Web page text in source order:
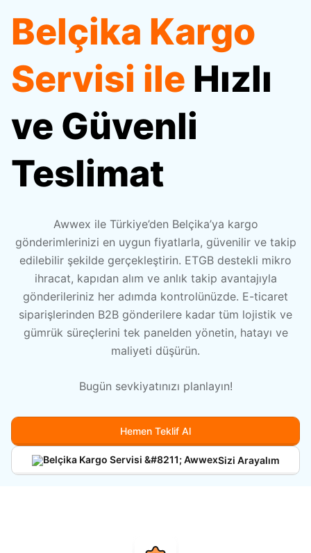
Amazon FBA
Fulfillment
Ara Depolama
Pazaryeri Entegrasyonları
Kargo Entegrasyonları
Tüm Entegrasyonlar
Karayolu Taşımacılığı
Denizyolu Taşımacılığı
Havayolu Taşımacılığı
Referanslar
Webinarlar
Videocastler
E-Kitaplar
Destek Merkezi
Sıkça Sorulan Sorular
Hakkımızda
Belçika Kargo
Servisi ile Hızlı
ve Güvenli
Teslimat
Awwex ile Türkiye’den Belçika’ya kargo
gönderimlerinizi en uygun fiyatlarla, güvenilir ve takip
edilebilir şekilde gerçekleştirin. ETGB destekli mikro
ihracat, kapıdan alım ve anlık takip avantajıyla
gönderileriniz her adımda kontrolünüzde. E-ticaret
siparişlerinden B2B gönderilere kadar tüm lojistik ve
gümrük süreçlerini tek panelden yönetin, hatayı ve
maliyeti düşürün.
Bugün sevkiyatınızı planlayın!
Hemen Teklif Al
Sizi Arayalım